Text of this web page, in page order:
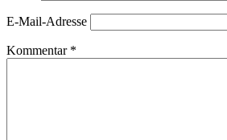
E-Mail-Adresse
Kommentar *